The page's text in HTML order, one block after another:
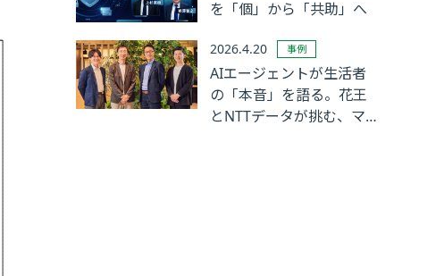
を「個」から「共助」へ
2026.4.20 事例
AIエージェントが生活者
の「本音」を語る。花王
とNTTデータが挑む、マ